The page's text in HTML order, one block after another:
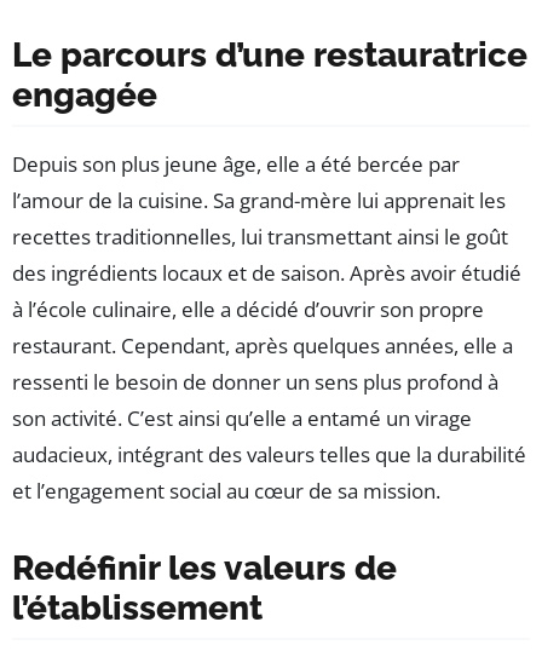
Le parcours d’une restauratrice
engagée
Depuis son plus jeune âge, elle a été bercée par
l’amour de la cuisine. Sa grand-mère lui apprenait les
recettes traditionnelles, lui transmettant ainsi le goût
des ingrédients locaux et de saison. Après avoir étudié
à l’école culinaire, elle a décidé d’ouvrir son propre
restaurant. Cependant, après quelques années, elle a
ressenti le besoin de donner un sens plus profond à
son activité. C’est ainsi qu’elle a entamé un virage
audacieux, intégrant des valeurs telles que la durabilité
et l’engagement social au cœur de sa mission.
Redéfinir les valeurs de
l’établissement